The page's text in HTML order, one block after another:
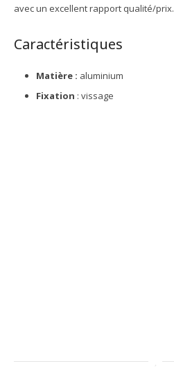
avec un excellent rapport qualité/prix.
Caractéristiques
Matière : aluminium
Fixation : vissage